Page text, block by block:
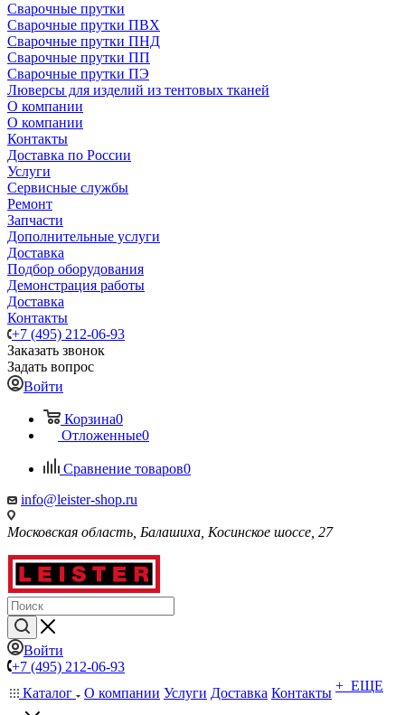
Сварочные прутки
Сварочные прутки ПВХ
Сварочные прутки ПНД
Сварочные прутки ПП
Сварочные прутки ПЭ
Люверсы для изделий из тентовых тканей
О компании
О компании
Контакты
Доставка по России
Услуги
Сервисные службы
Ремонт
Запчасти
Дополнительные услуги
Доставка
Подбор оборудования
Демонстрация работы
Доставка
Контакты
+7 (495) 212-06-93
Заказать звонок
Задать вопрос
Войти
Корзина0
Отложенные0
Сравнение товаров0
info@leister-shop.ru
Московская область, Балашиха, Косинское шоссе, 27
Войти
+7 (495) 212-06-93
Каталог
О компании Услуги Доставка Контакты + ЕЩЕ